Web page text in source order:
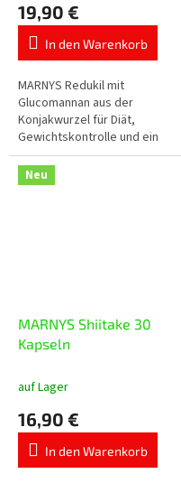
Produktbewertung
ist
5,0
5
Sternen.
19,90 €
In den Warenkorb
MARNYS Redukil mit
Glucomannan aus der
Konjakwurzel für Diät,
Gewichtskontrolle und ein
Sättigungsgefühl vor dem
Essen. Die Tagesdosis enthält 3
g Glucomannan, das im
Neu
MARNYS Shiitake 30
Kapseln
auf Lager
16,90 €
In den Warenkorb